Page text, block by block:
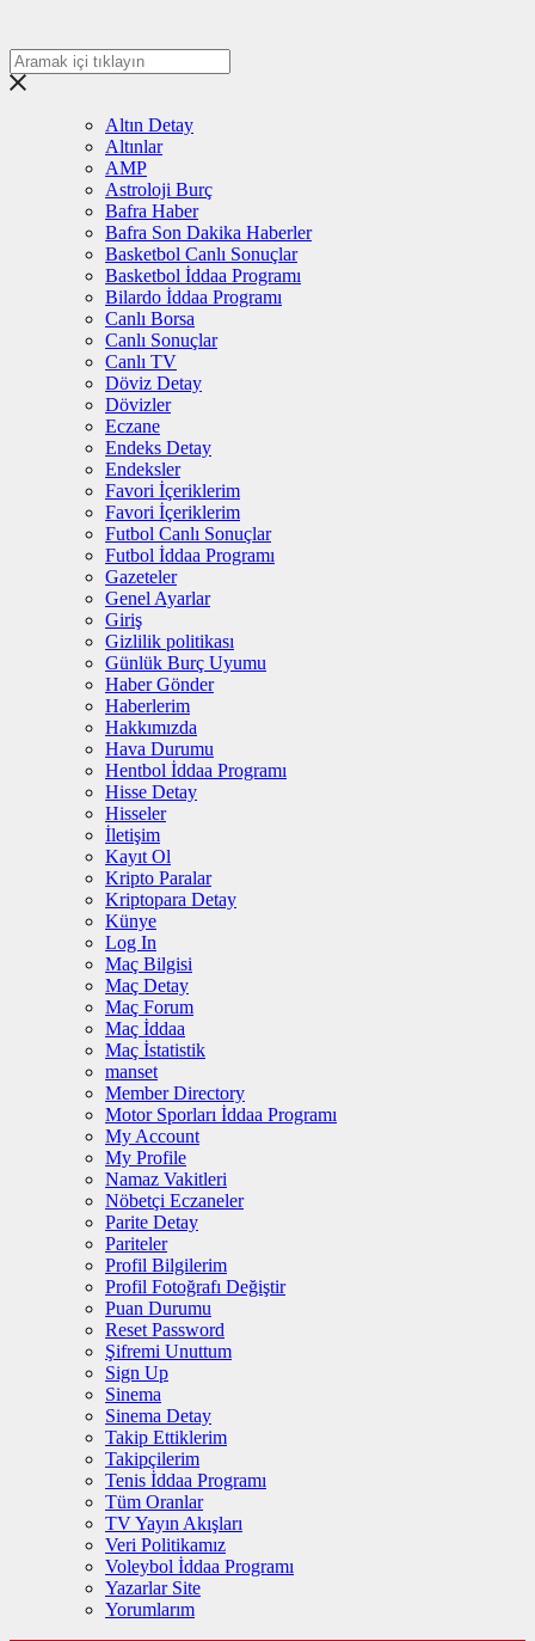
Altın Detay
Altınlar
AMP
Astroloji Burç
Bafra Haber
Bafra Son Dakika Haberler
Basketbol Canlı Sonuçlar
Basketbol İddaa Programı
Bilardo İddaa Programı
Canlı Borsa
Canlı Sonuçlar
Canlı TV
Döviz Detay
Dövizler
Eczane
Endeks Detay
Endeksler
Favori İçeriklerim
Favori İçeriklerim
Futbol Canlı Sonuçlar
Futbol İddaa Programı
Gazeteler
Genel Ayarlar
Giriş
Gizlilik politikası
Günlük Burç Uyumu
Haber Gönder
Haberlerim
Hakkımızda
Hava Durumu
Hentbol İddaa Programı
Hisse Detay
Hisseler
İletişim
Kayıt Ol
Kripto Paralar
Kriptopara Detay
Künye
Log In
Maç Bilgisi
Maç Detay
Maç Forum
Maç İddaa
Maç İstatistik
manset
Member Directory
Motor Sporları İddaa Programı
My Account
My Profile
Namaz Vakitleri
Nöbetçi Eczaneler
Parite Detay
Pariteler
Profil Bilgilerim
Profil Fotoğrafı Değiştir
Puan Durumu
Reset Password
Şifremi Unuttum
Sign Up
Sinema
Sinema Detay
Takip Ettiklerim
Takipçilerim
Tenis İddaa Programı
Tüm Oranlar
TV Yayın Akışları
Veri Politikamız
Voleybol İddaa Programı
Yazarlar Site
Yorumlarım